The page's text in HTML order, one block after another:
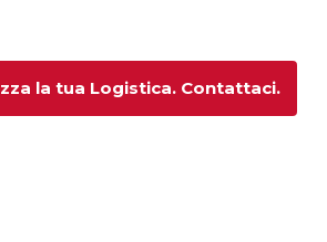
la tua Logistica. Contattaci.